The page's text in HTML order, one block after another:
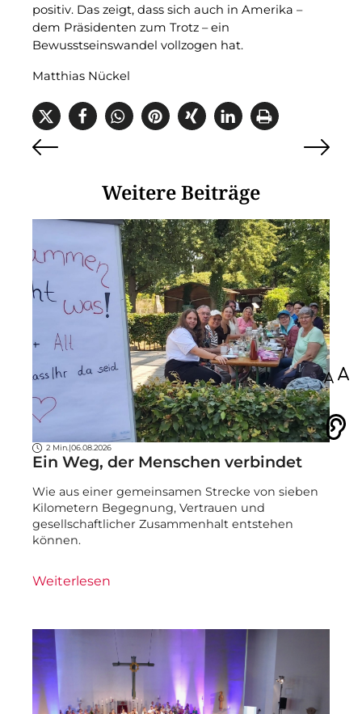
positiv. Das zeigt, dass sich auch in Amerika –
dem Präsidenten zum Trotz – ein
Bewusstseinswandel vollzogen hat.
Matthias Nückel
Weitere Beiträge
2 Min.| 06.08.2026
Ein Weg, der Menschen verbindet
Wie aus einer gemeinsamen Strecke von sieben
Kilometern Begegnung, Vertrauen und
gesellschaftlicher Zusammenhalt entstehen
können.
Weiterlesen
100
Vorlesen